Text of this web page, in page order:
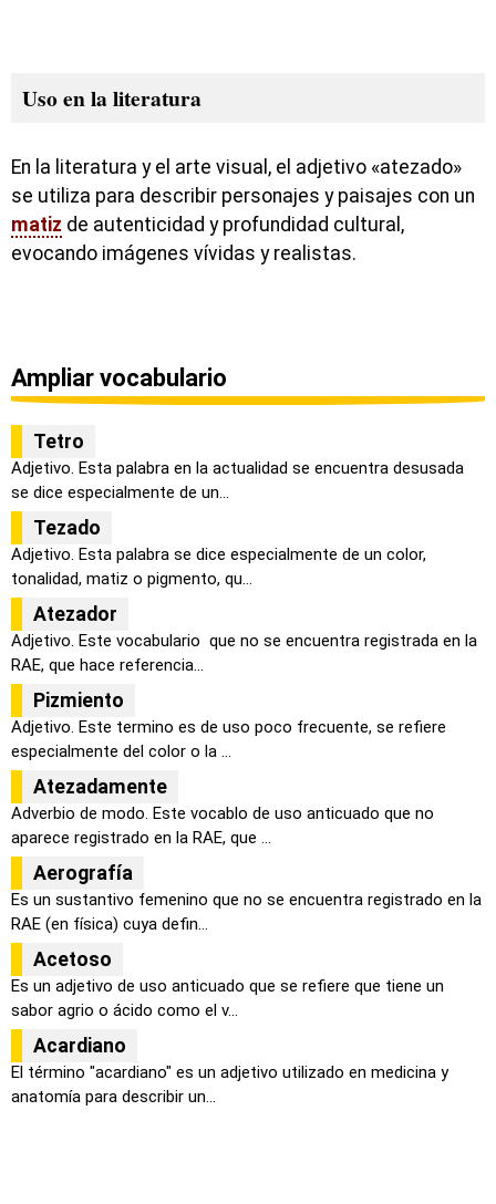
Uso en la literatura
En la literatura y el arte visual, el adjetivo «atezado»
se utiliza para describir personajes y paisajes con un
matiz de autenticidad y profundidad cultural,
evocando imágenes vívidas y realistas.
Ampliar vocabulario
Tetro
Adjetivo. Esta palabra en la actualidad se encuentra desusada
se dice especialmente de un...
Tezado
Adjetivo. Esta palabra se dice especialmente de un color,
tonalidad, matiz o pigmento, qu...
Atezador
Adjetivo. Este vocabulario que no se encuentra registrada en la
RAE, que hace referencia...
Pizmiento
Adjetivo. Este termino es de uso poco frecuente, se refiere
especialmente del color o la ...
Atezadamente
Adverbio de modo. Este vocablo de uso anticuado que no
aparece registrado en la RAE, que ...
Aerografía
Es un sustantivo femenino que no se encuentra registrado en la
RAE (en física) cuya defin...
Acetoso
Es un adjetivo de uso anticuado que se refiere que tiene un
sabor agrio o ácido como el v...
Acardiano
El término "acardiano" es un adjetivo utilizado en medicina y
anatomía para describir un...